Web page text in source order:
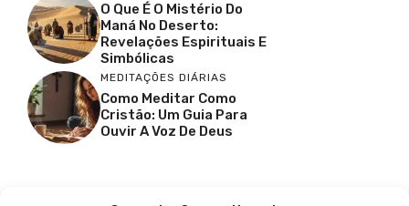
O Que É O Mistério Do
Maná No Deserto:
Revelações Espirituais E
Simbólicas
MEDITAÇÕES DIÁRIAS
Como Meditar Como
Cristão: Um Guia Para
Ouvir A Voz De Deus